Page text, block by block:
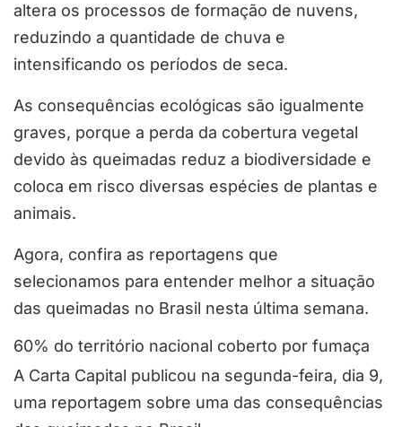
altera os processos de formação de nuvens,
reduzindo a quantidade de chuva e
intensificando os períodos de seca.
As consequências ecológicas são igualmente
graves, porque a perda da cobertura vegetal
devido às queimadas reduz a biodiversidade e
coloca em risco diversas espécies de plantas e
animais.
Agora, confira as reportagens que
selecionamos para entender melhor a situação
das queimadas no Brasil nesta última semana.
60% do território nacional coberto por fumaça
A Carta Capital publicou na segunda-feira, dia 9,
uma reportagem sobre uma das consequências